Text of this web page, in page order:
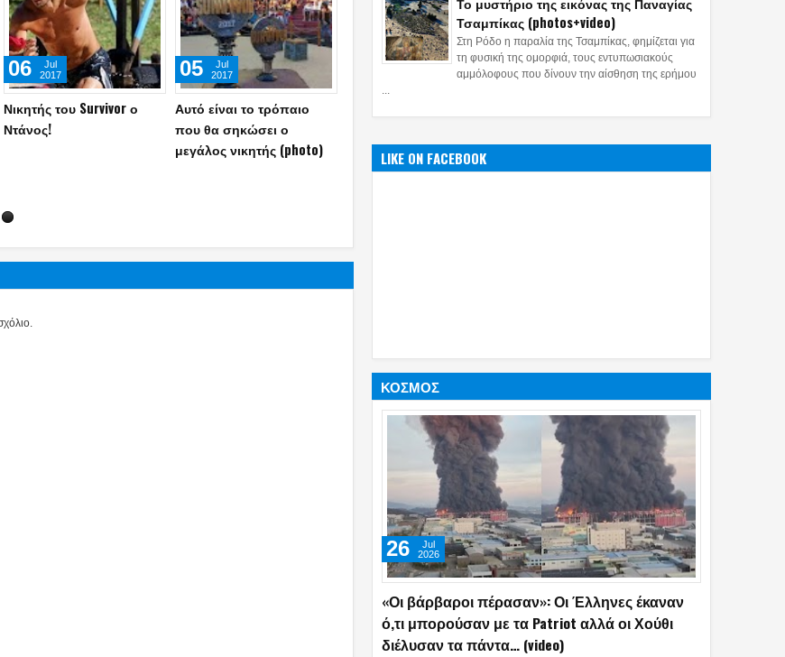
Τ.Χαλκιάς: Στάχτη το
εξοχικό του ηθοποιού στο
01
Aug
2026
Το βίντεο του Μύκονος tv
με το τολμηρό μαγιό της
Ρίας Ελληνίδου που έγινε
01
Aug
2026
διέκοψε τον τελικό του
Champions League
Jun
Ανδρών!
13
Aug
2017
06
Τσαμπίκας (photos+video)
Στη Ρόδο η παραλία της Τσαμπίκας, φημίζεται για
τη φυσική της ομορφιά, τους εντυπωσιακούς
αμμόλοφους που δίνουν την αίσθηση της ερήμου
...
LIKE ON FACEBOOK
ΚΟΣΜΟΣ
«Οι βάρβαροι πέρασαν»: Οι Έλληνες έκαναν
ό,τι μπορούσαν με τα Patriot αλλά οι Χούθι
διέλυσαν τα πάντα… (video)
26
Jul
2026